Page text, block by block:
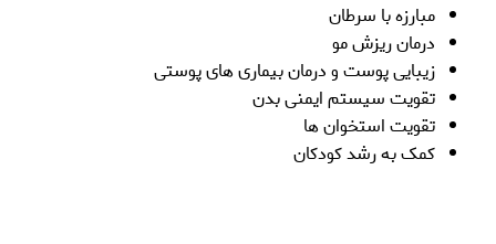
مبارزه با سرطان
درمان ریزش مو
زیبایی پوست و درمان بیماری های پوستی
تقویت سیستم ایمنی بدن
تقویت استخوان ها
کمک به رشد کودکان